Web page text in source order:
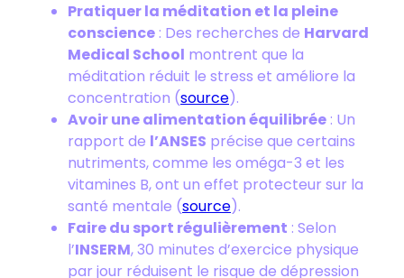
Pratiquer la méditation et la pleine
conscience : Des recherches de Harvard
Medical School montrent que la
méditation réduit le stress et améliore la
concentration (source).
Avoir une alimentation équilibrée : Un
rapport de l’ANSES précise que certains
nutriments, comme les oméga-3 et les
vitamines B, ont un effet protecteur sur la
santé mentale (source).
Faire du sport régulièrement : Selon
l’INSERM, 30 minutes d’exercice physique
par jour réduisent le risque de dépression